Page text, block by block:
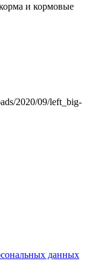
и кормовые
2020/09/left_big-
данных